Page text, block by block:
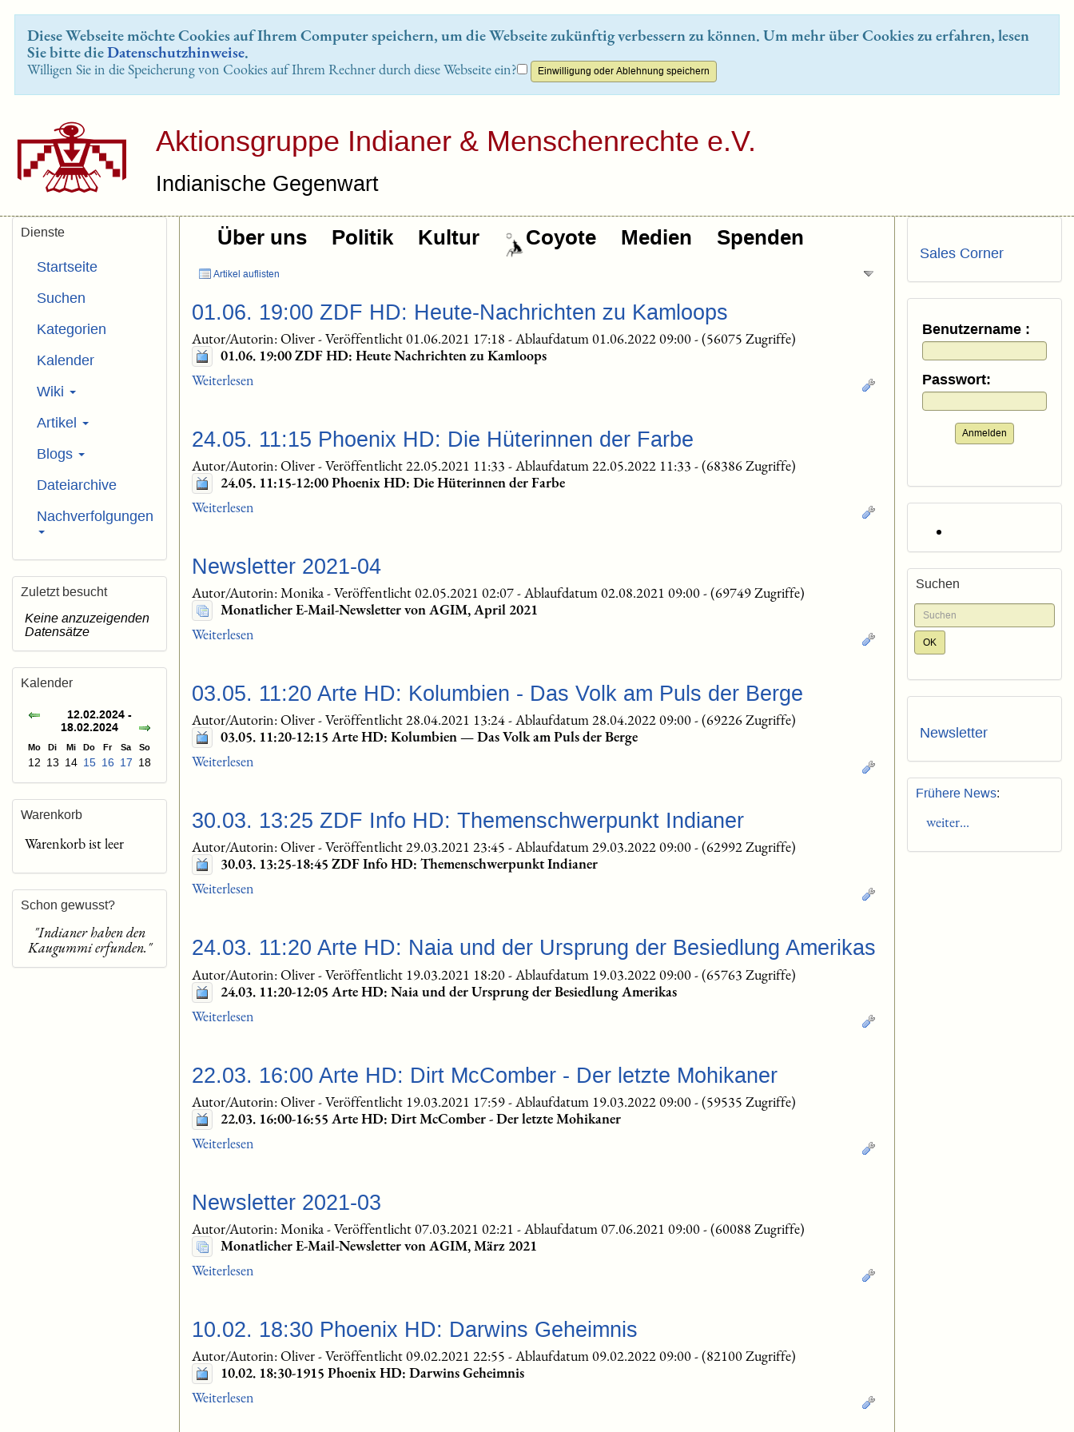
Diese Webseite möchte Cookies auf Ihrem Computer speichern, um die Webseite zukünftig verbessern zu können. Um mehr über Cookies zu erfahren, lesen
Sie bitte dieDatenschutzhinweise.
Willigen Sie in die Speicherung von Cookies auf Ihrem Rechner durch diese Webseite ein?
Aktionsgruppe Indianer & Menschenrechte e.V.
Indianische Gegenwart
Über uns Politik Kultur Coyote Medien Spenden
Artikel auflisten
01.06. 19:00 ZDF HD: Heute-Nachrichten zu Kamloops
Autor/Autorin: Oliver-Veröffentlicht 01.06.2021 17:18 -Ablaufdatum 01.06.2022 09:00-(56075 Zugriffe)
01.06. 19:00 ZDF HD: Heute Nachrichten zu Kamloops
Weiterlesen
24.05. 11:15 Phoenix HD: Die Hüterinnen der Farbe
Autor/Autorin: Oliver-Veröffentlicht 22.05.2021 11:33 -Ablaufdatum 22.05.2022 11:33 -(68386 Zugriffe)
24.05. 11:15-12:00 Phoenix HD: Die Hüterinnen der Farbe
Weiterlesen
Newsletter 2021-04
Autor/Autorin: Monika-Veröffentlicht 02.05.2021 02:07-Ablaufdatum 02.08.2021 09:00-(69749 Zugriffe)
Monatlicher E-Mail-Newsletter von AGIM, April 2021
Weiterlesen
03.05. 11:20 Arte HD: Kolumbien - Das Volk am Puls der Berge
Autor/Autorin: Oliver-Veröffentlicht 28.04.2021 13:24-Ablaufdatum 28.04.2022 09:00-(69226 Zugriffe)
03.05. 11:20-12:15 Arte HD: Kolumbien — Das Volk am Puls der Berge
Weiterlesen
30.03. 13:25 ZDF Info HD: Themenschwerpunkt Indianer
Autor/Autorin: Oliver-Veröffentlicht 29.03.2021 23:45 -Ablaufdatum 29.03.2022 09:00-(62992 Zugriffe)
30.03. 13:25-18:45 ZDF Info HD: Themenschwerpunkt Indianer
Weiterlesen
24.03. 11:20 Arte HD: Naia und der Ursprung der Besiedlung Amerikas
Autor/Autorin: Oliver-Veröffentlicht 19.03.2021 18:20- Ablaufdatum 19.03.2022 09:00-(65763 Zugriffe)
24.03. 11:20-12:05 Arte HD: Naia und der Ursprung der Besiedlung Amerikas
Weiterlesen
22.03. 16:00 Arte HD: Dirt McComber - Der letzte Mohikaner
Autor/Autorin: Oliver-Veröffentlicht 19.03.2021 17:59-Ablaufdatum 19.03.2022 09:00-(59535 Zugriffe)
22.03. 16:00-16:55 Arte HD: Dirt McComber - Der letzte Mohikaner
Weiterlesen
Newsletter 2021-03
Autor/Autorin: Monika-Veröffentlicht 07.03.2021 02:21 -Ablaufdatum 07.06.2021 09:00-(60088 Zugriffe)
Monatlicher E-Mail-Newsletter von AGIM, März 2021
Weiterlesen
10.02. 18:30 Phoenix HD: Darwins Geheimnis
Autor/Autorin: Oliver-Veröffentlicht 09.02.2021 22:55 -Ablaufdatum 09.02.2022 09:00-(82100 Zugriffe)
10.02. 18:30-1915 Phoenix HD: Darwins Geheimnis
Weiterlesen
Dienste
Startseite
Suchen
Kategorien
Kalender
Wiki
Artikel
Blogs
Dateiarchive
Nachverfolgungen
Zuletzt besucht
Keine anzuzeigenden
Datensätze
Kalender
12.02.2024 -
18.02.2024
Mo Di Mi Do Fr Sa So
12 13 14 15 16 17 18
Warenkorb
Warenkorb ist leer
Schon gewusst?
"Indianer haben den
Kaugummi erfunden."
Sales Corner
Benutzername :
Passwort:
Anmelden
Suchen
Newsletter
Frühere News:
weiter...